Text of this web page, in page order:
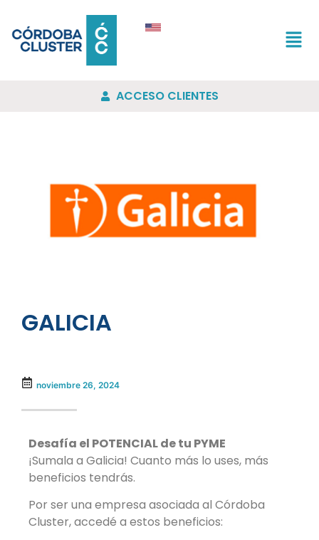
ACCESO CLIENTES
noviembre 26, 2024
Desafía el POTENCIAL de tu PYME
¡Sumala a Galicia! Cuanto más lo uses, más
beneficios tendrás.
Por ser una empresa asociada al Córdoba
Cluster, accedé a estos beneficios:
GALICIA